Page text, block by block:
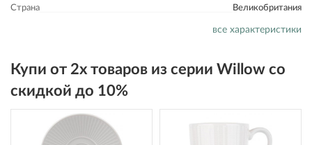
Страна
Великобритания
все характеристики
Купи от 2х товаров из серии Willow со
скидкой до 10%